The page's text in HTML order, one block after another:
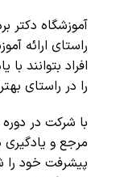
آموزشگاه دکتر
راستای ارائه
افراد بتوانند
را در راستای
با شرکت در
مرجع و
پیشرفت خود را